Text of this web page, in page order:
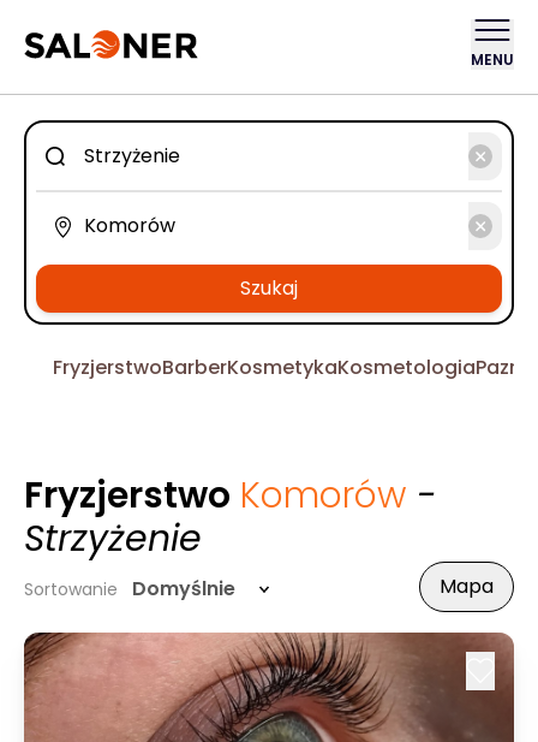
MENU
Szukaj
FryzjerstwoBarberKosmetykaKosmetologia
Fryzjerstwo Komorów -
Strzyżenie
Sortowanie Domyślnie Mapa